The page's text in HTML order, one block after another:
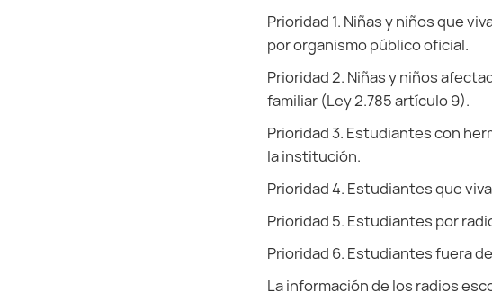
Prioridad 1. Niñas y niños que
por organismo público oficial.
Prioridad 2. Niñas y niños
familiar (Ley 2.785 artículo 9).
Prioridad 3. Estudiantes con
la institución.
Prioridad 4. Estudiantes que
Prioridad 5. Estudiantes por
Prioridad 6. Estudiantes fuera
La información de los radios